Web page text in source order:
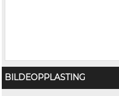
BILDEOPPLASTING